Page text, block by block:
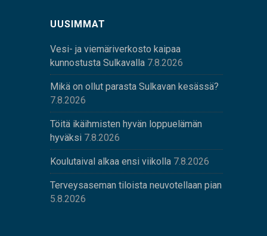
UUSIMMAT
Vesi- ja viemäriverkosto kaipaa
kunnostusta Sulkavalla 7.8.2026
Mikä on ollut parasta Sulkavan kesässä?
7.8.2026
Töitä ikäihmisten hyvän loppuelämän
hyväksi 7.8.2026
Koulutaival alkaa ensi viikolla 7.8.2026
Terveysaseman tiloista neuvotellaan pian
5.8.2026